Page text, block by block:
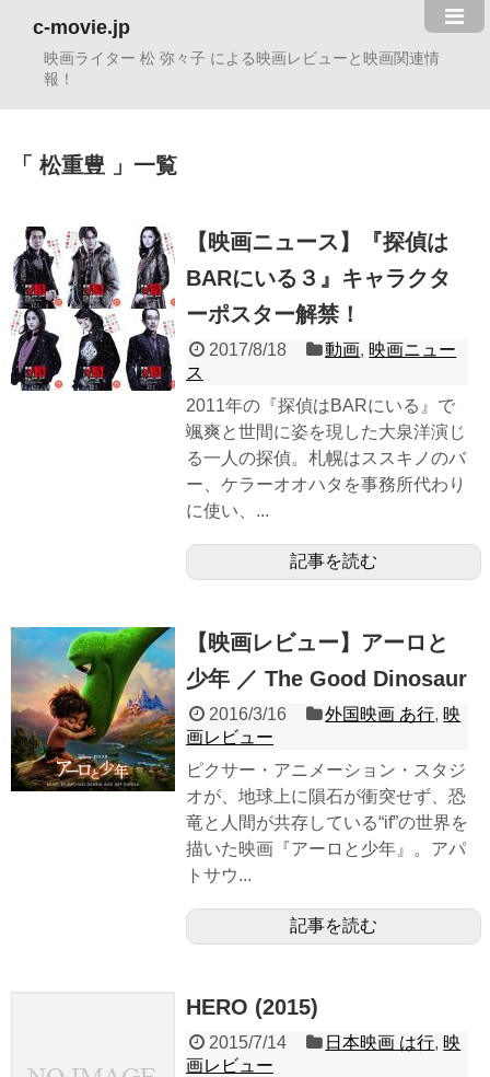
c-movie.jp
映画ライター 松 弥々子 による映画レビューと映画関連情
報！
松重豊 一覧
【映画ニュース】『探偵は
BARにいる３』キャラクタ
ーポスター解禁！
2017/8/18 動画, 映画ニュー
ス
2011年の『探偵はBARにいる』で
颯爽と世間に姿を現した大泉洋演じ
る一人の探偵。札幌はススキノのバ
ー、ケラーオオハタを事務所代わり
に使い、...
記事を読む
【映画レビュー】アーロと
少年 ／ The Good Dinosaur
2016/3/16 外国映画 あ行, 映
画レビュー
ピクサー・アニメーション・スタジ
オが、地球上に隕石が衝突せず、恐
竜と人間が共存している“if”の世界を
描いた映画『アーロと少年』。アパ
トサウ...
記事を読む
HERO (2015)
2015/7/14 日本映画 は行, 映
画レビュー